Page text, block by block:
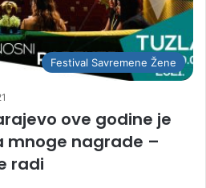
Festival Savremene Žene
ove godine je
mnoge nagrade –
radi